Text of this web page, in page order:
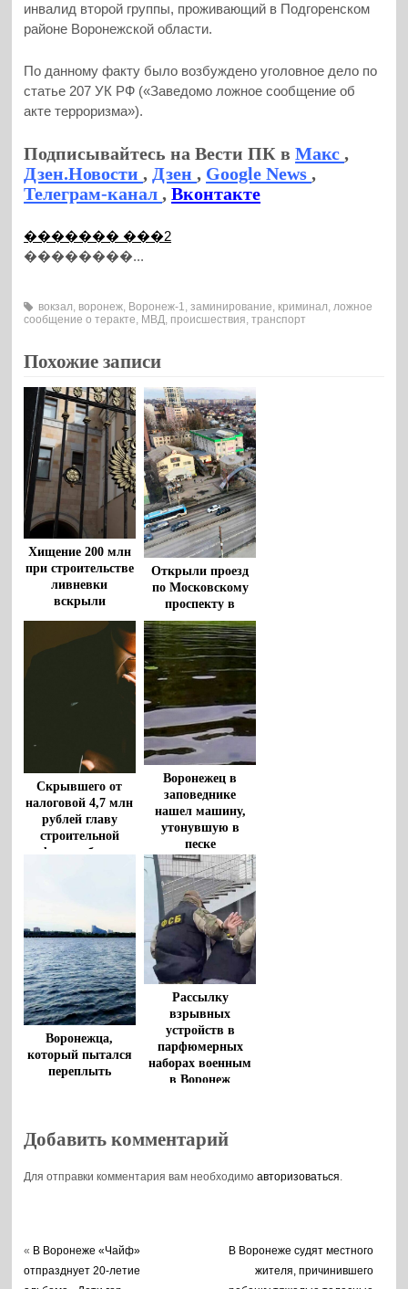
инвалид второй группы, проживающий в Подгоренском
районе Воронежской области.
По данному факту было возбуждено уголовное дело по
статье 207 УК РФ («Заведомо ложное сообщение об
акте терроризма»).
Подписывайтесь на Вести ПК вМакс,
Дзен.Новости, Дзен, Google News,
Телеграм-канал,Вконтакте
������� ���2
��������...
вокзал воронеж Воронеж-1 ,заминирование криминал ложное
сообщение о теракте МВД происшествия ,транспорт
Похожие записи
Хищение 200 млн
при строительстве
ливневки
вскрыли
воронежские
прокуроры
Открыли проезд
по Московскому
проспекту в
Воронеже
Скрывшего от
налоговой 4,7 млн
рублей главу
строительной
фирмы будут
Воронежец в
заповеднике
нашел машину,
утонувшую в
песке
Воронежца,
который пытался
переплыть
Рассылку
взрывных
устройств в
парфюмерных
наборах военным
в Воронеж
Добавить комментарий
Для отправки комментария вам необходимоавторизоваться.
« В Воронеже «Чайф»
отпразднует 20-летие
В Воронеже судят местного
жителя, причинившего